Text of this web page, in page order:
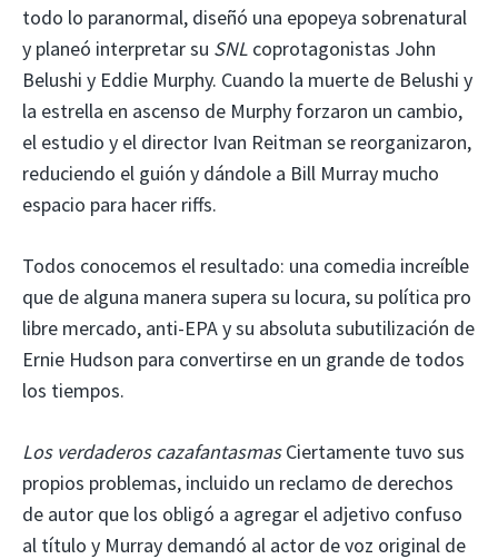
todo lo paranormal, diseñó una epopeya sobrenatural
y planeó interpretar su SNL coprotagonistas John
Belushi y Eddie Murphy. Cuando la muerte de Belushi y
la estrella en ascenso de Murphy forzaron un cambio,
el estudio y el director Ivan Reitman se reorganizaron,
reduciendo el guión y dándole a Bill Murray mucho
espacio para hacer riffs.
Todos conocemos el resultado: una comedia increíble
que de alguna manera supera su locura, su política pro
libre mercado, anti-EPA y su absoluta subutilización de
Ernie Hudson para convertirse en un grande de todos
los tiempos.
Los verdaderos cazafantasmasCiertamente tuvo sus
propios problemas, incluido un reclamo de derechos
de autor que los obligó a agregar el adjetivo confuso
al título y Murray demandó al actor de voz original de